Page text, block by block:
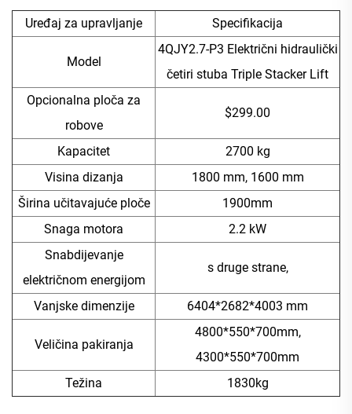
Uređaj za upravljanje Specifikacija
Model
4QJY2.7-P3 Električni hidraulički
četiri stuba Triple Stacker Lift
Opcionalna ploča za
robove
$299.00
Kapacitet
2700 kg
Visina dizanja
1800 mm, 1600 mm
Širina učitavajuće ploče
1900mm
Snaga motora
2.2 kW
Snabdijevanje
električnom energijom
s druge strane,
Vanjske dimenzije 6404*2682*4003 mm
Veličina pakiranja
4800*550*700mm,
4300*550*700mm
Težina
1830kg